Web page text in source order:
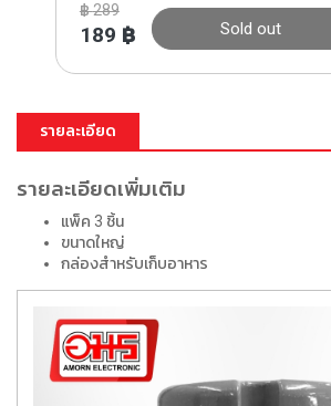
฿289
189 ฿ Sold out
รายละเอียด
รายละเอียดเพิ่มเติม
แพ็ค 3 ชิ้น
ขนาดใหญ่
กล่องสำหรับเก็บอาหาร